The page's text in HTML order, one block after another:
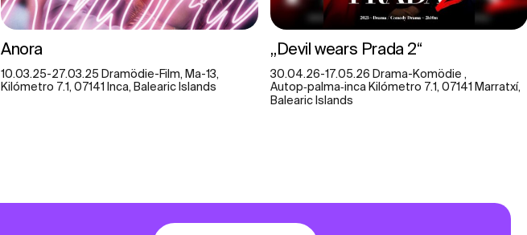
Anora
10.03.25-27.03.25 Dramödie-Film, Ma-13,
Kilómetro 7.1, 07141 Inca, Balearic Islands
„Devil wears Prada 2“
30.04.26-17.05.26 Drama-Komödie ,
Autop‑palma‑inca Kilómetro 7.1, 07141 Marratxí,
Balearic Islands